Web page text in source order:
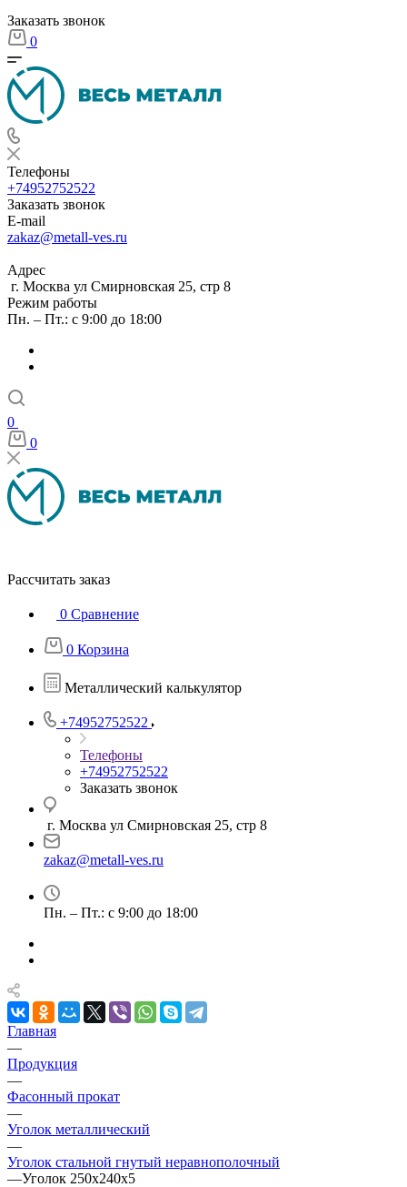
Заказать звонок
0
Телефоны
+74952752522
Заказать звонок
E-mail
zakaz@metall-ves.ru
Адрес
г. Москва ул Смирновская 25, стр 8
Режим работы
Пн. – Пт.: с 9:00 до 18:00
0
0
Рассчитать заказ
0 Сравнение
0 Корзина
Металлический калькулятор
+74952752522
Телефоны
+74952752522
Заказать звонок
г. Москва ул Смирновская 25, стр 8
zakaz@metall-ves.ru
Пн. – Пт.: с 9:00 до 18:00
Главная
—
Продукция
—
Фасонный прокат
—
Уголок металлический
—
Уголок стальной гнутый неравнополочный
—Уголок 250х240х5